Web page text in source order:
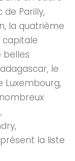
Parilly,
la quatrième
capitale
belles
le
Luxembourg,
la liste